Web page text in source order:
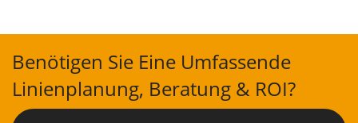
Benötigen Sie Eine Umfassende
Linienplanung, Beratung & ROI?